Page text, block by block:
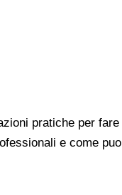
pratiche per
e come